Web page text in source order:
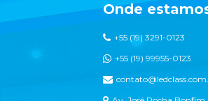
Onde
+55 (19) 3291-0123
+55 (19) 99955-0123